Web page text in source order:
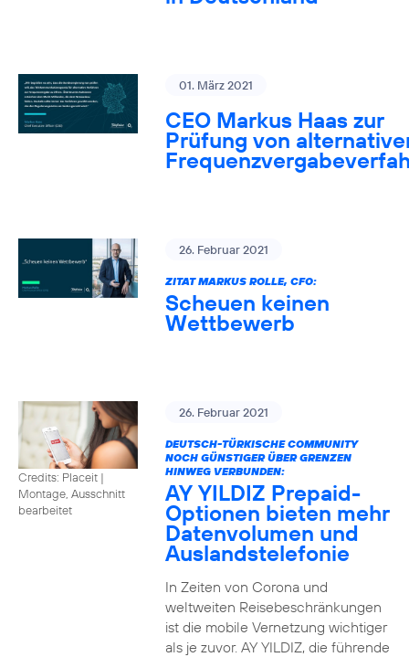
01. März 2021
CEO Markus Haas zur
Prüfung von
26. Februar 2021
ZITAT MARKUS ROLLE, CFO:
Scheuen keinen
Wettbewerb
Credits: Placeit |
Montage, Ausschnitt
bearbeitet
26. Februar 2021
DEUTSCH-TÜRKISCHE COMMUNITY
NOCH GÜNSTIGER ÜBER GRENZEN
HINWEG VERBUNDEN:
AY YILDIZ Prepaid-
Optionen bieten mehr
Datenvolumen und
Auslandstelefonie
In Zeiten von Corona und
weltweiten Reisebeschränkungen
ist die mobile Vernetzung wichtiger
als je zuvor. AY YILDIZ, die führende